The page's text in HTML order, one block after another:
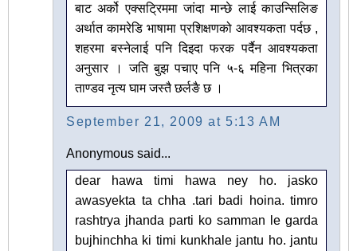
बाट अर्को एक्सट्रिममा जांदा मान्छे लाई काउन्सिलिङ
अर्थात कामरेडि भाषामा प्रशिक्षणको आवश्यकता पर्दछ ,
शहरमा बस्नेलाई पनि दिइदा फरक पर्दैन आवश्यकता
अनुसार । जति बुझ पचाए पनि ५-६ महिना भित्रका
ताण्डव नृत्य घाम जस्तै छर्लङै छ ।
September 21, 2009 at 5:13 AM
Anonymous said...
dear hawa timi hawa ney ho. jasko
awasyekta ta chha .tari badi hoina. timro
rashtrya jhanda parti ko samman le garda
bujhinchha ki timi kunkhale jantu ho. jantu